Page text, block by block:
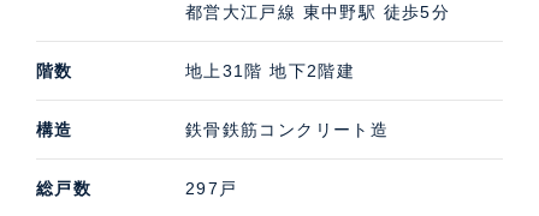
都営大江戸線 東中野駅 徒歩5分
階数 地上31階 地下2階建
構造 鉄骨鉄筋コンクリート造
総戸数 297戸